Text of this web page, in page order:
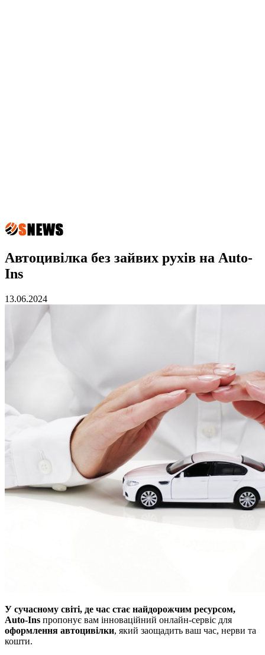
Автоцивілка без зайвих рухів на Auto-
Ins
13.06.2024
У сучасному світі, де час стає найдорожчим ресурсом,
Auto-Ins пропонує вам інноваційний онлайн-сервіс для
оформлення автоцивілки, який заощадить ваш час, нерви та
кошти.